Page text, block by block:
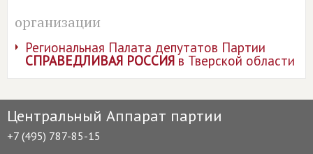
организации
Региональная Палата депутатов Партии
СПРАВЕДЛИВАЯ РОССИЯв Тверской области
Центральный Аппарат партии
+7 (495) 787-85-15